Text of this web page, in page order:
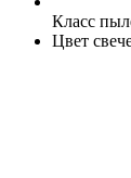
Класс
Цвет